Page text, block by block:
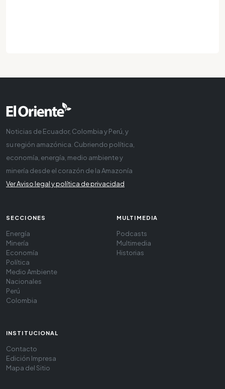
Noticias de Ecuador, Colombia y Perú, y
su región amazónica. Cubriendo política,
economía, energía, medio ambiente y
minería desde el corazón de la Amazonía
Ver Aviso legal y política de privacidad
SECCIONES
Energía
Minería
Economía
Política
Medio Ambiente
Nacionales
Perú
Colombia
MULTIMEDIA
Podcasts
Multimedia
Historias
INSTITUCIONAL
Contacto
Edición Impresa
Mapa del Sitio